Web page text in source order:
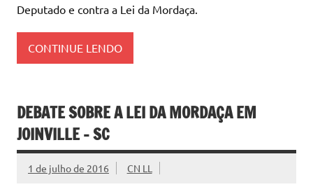
Deputado e contra a Lei da Mordaça.
CONTINUE LENDO
DEBATE SOBRE A LEI DA MORDAÇA EM
JOINVILLE – SC
1 de julho de 2016 CN LL